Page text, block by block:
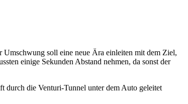
Umschwung soll eine neue Ära einleiten mit dem Ziel,
einige Sekunden Abstand nehmen, da sonst der
durch die Venturi-Tunnel unter dem Auto geleitet